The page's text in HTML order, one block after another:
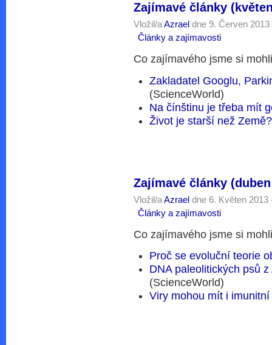
Zajímavé články
Vložil/aAzrael dne 9. Červen 2013
Články a zajímavosti
Co zajímavého jsme si
Zakladatel Googlu,
(ScienceWorld)
Na čínštinu je třeba mít
Život je starší než Země?
Zajímavé články (duben
Vložil/aAzrael dne 6. Květen 2013
Články a zajímavosti
Co zajímavého jsme si
Proč se evoluční teorie
DNA paleolitických psů
(ScienceWorld)
Viry mohou mít i